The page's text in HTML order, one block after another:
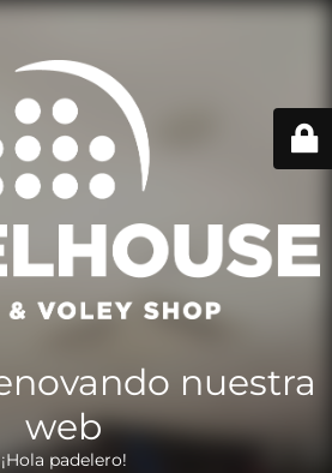
nuestra
web
¡Hola padelero!